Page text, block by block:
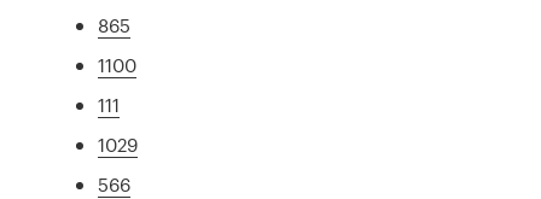
865
1100
111
1029
566